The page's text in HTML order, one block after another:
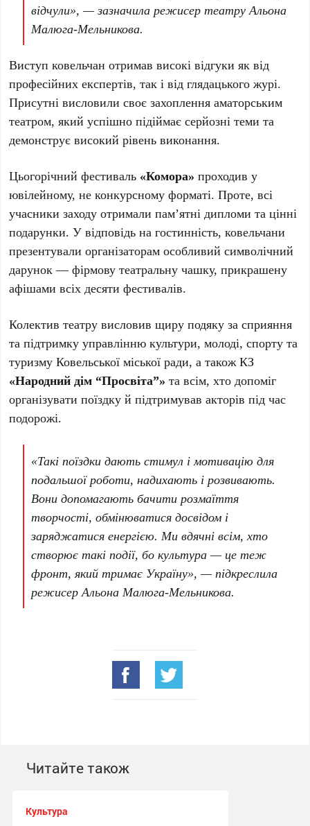
відчули», — зазначила режисер театру Альона
Малюга-Мельникова.
Виступ ковельчан отримав високі відгуки як від
професійних експертів, так і від глядацького журі.
Присутні висловили своє захоплення аматорським
театром, який успішно підіймає серйозні теми та
демонструє високий рівень виконання.
Цьогорічний фестиваль «Комора» проходив у
ювілейному, не конкурсному форматі. Проте, всі
учасники заходу отримали пам’ятні дипломи та цінні
подарунки. У відповідь на гостинність, ковельчани
презентували організаторам особливий символічний
дарунок — фірмову театральну чашку, прикрашену
афішами всіх десяти фестивалів.
Колектив театру висловив щиру подяку за сприяння
та підтримку управлінню культури, молоді, спорту та
туризму Ковельської міської ради, а також КЗ
«Народний дім “Просвіта”» та всім, хто допоміг
організувати поїздку й підтримував акторів під час
подорожі.
«Такі поїздки дають стимул і мотивацію для
подальшої роботи, надихають і розвивають.
Вони допомагають бачити розмаїття
творчості, обмінюватися досвідом і
заряджатися енергією. Ми вдячні всім, хто
створює такі події, бо культура — це теж
фронт, який тримає Україну», — підкреслила
режисер Альона Малюга-Мельникова.
Читайте також
Культура